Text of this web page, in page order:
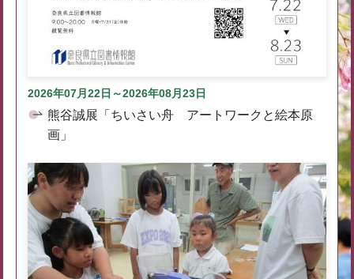
2026年07月22日～2026年08月23日
熊谷誠展「ちいさい舟 アートワークと絵本原
画」